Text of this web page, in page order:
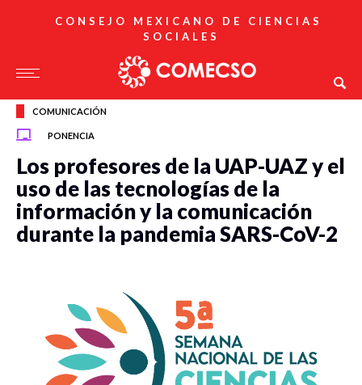
CONSEJO MEXICANO DE CIENCIAS
SOCIALES
COMUNICACIÓN
PONENCIA
Los profesores de la UAP-UAZ y el
uso de las tecnologías de la
información y la comunicación
durante la pandemia SARS-CoV-2